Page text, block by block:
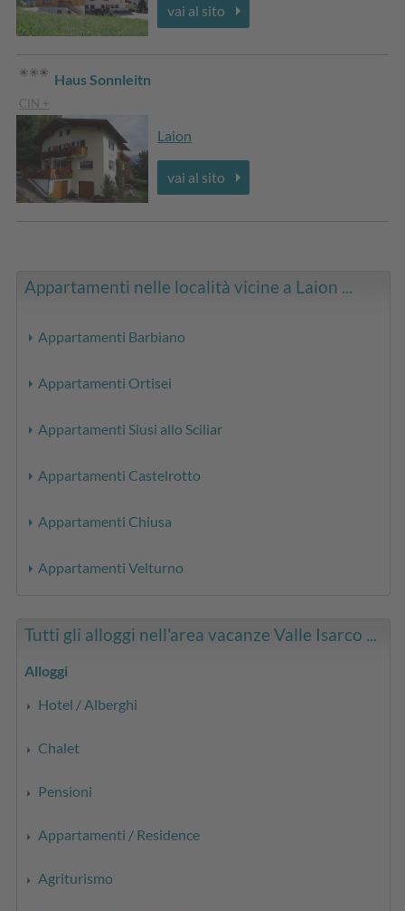
vai al sito
Haus Sonnleitn
CIN +
Laion
vai al sito
Appartamenti nelle località vicine a Laion ...
Appartamenti Barbiano
Appartamenti Ortisei
Appartamenti Siusi allo Sciliar
Appartamenti Castelrotto
Appartamenti Chiusa
Appartamenti Velturno
Tutti gli alloggi nell'area vacanze Valle Isarco ...
Alloggi
Hotel / Alberghi
Chalet
Pensioni
Appartamenti / Residence
Agriturismo